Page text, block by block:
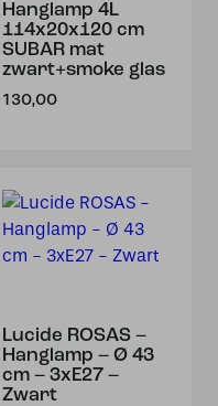
Hanglamp 4L
114x20x120 cm
SUBAR mat
zwart+smoke glas
130,00
Lucide ROSAS –
Hanglamp – Ø 43
cm – 3xE27 –
Zwart